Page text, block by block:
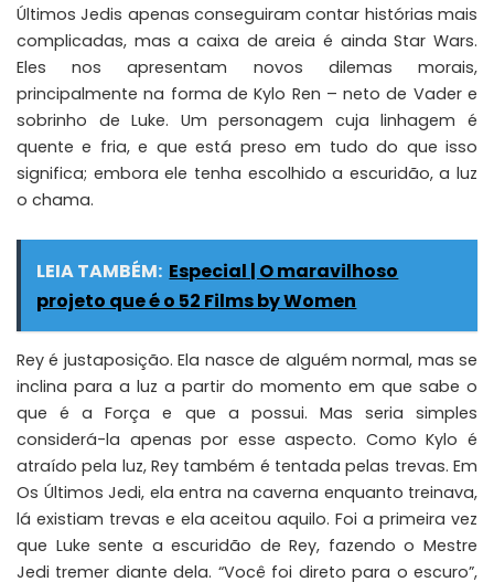
Últimos Jedis apenas conseguiram contar histórias mais
complicadas, mas a caixa de areia é ainda Star Wars.
Eles nos apresentam novos dilemas morais,
principalmente na forma de Kylo Ren – neto de Vader e
sobrinho de Luke. Um personagem cuja linhagem é
quente e fria, e que está preso em tudo do que isso
significa; embora ele tenha escolhido a escuridão, a luz
o chama.
LEIA TAMBÉM: Especial | O maravilhoso
projeto que é o 52 Films by Women
Rey é justaposição. Ela nasce de alguém normal, mas se
inclina para a luz a partir do momento em que sabe o
que é a Força e que a possui. Mas seria simples
considerá-la apenas por esse aspecto. Como Kylo é
atraído pela luz, Rey também é tentada pelas trevas. Em
Os Últimos Jedi, ela entra na caverna enquanto treinava,
lá existiam trevas e ela aceitou aquilo. Foi a primeira vez
que Luke sente a escuridão de Rey, fazendo o Mestre
Jedi tremer diante dela. “Você foi direto para o escuro”,